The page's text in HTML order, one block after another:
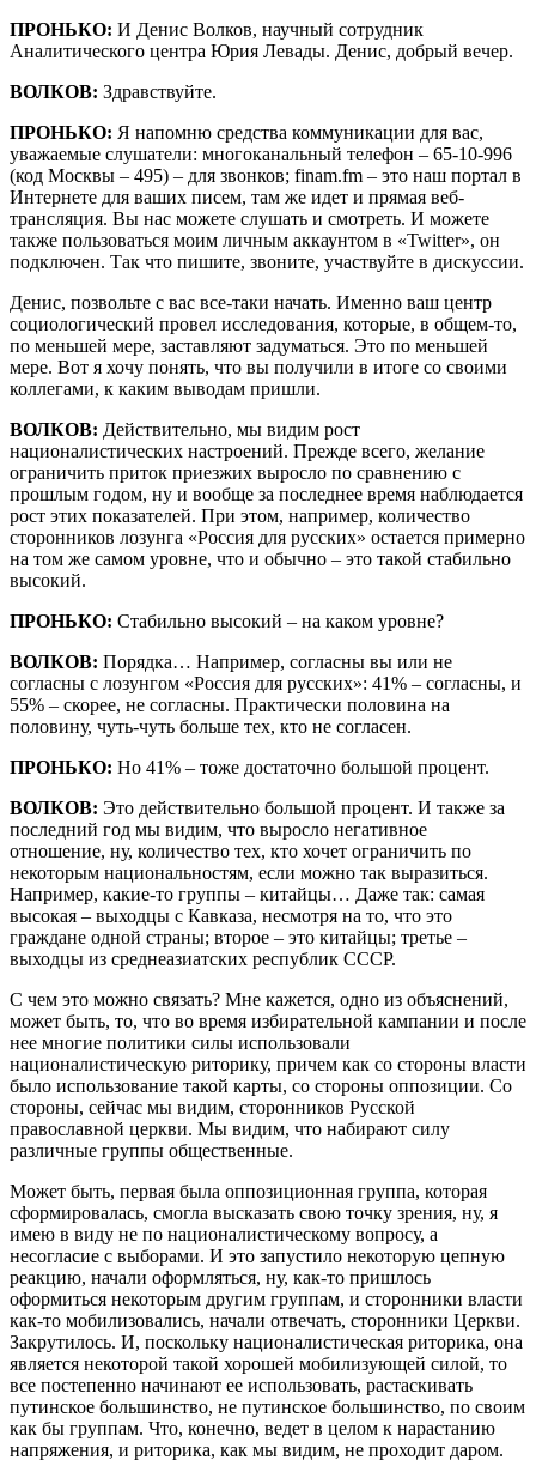
ПРОНЬКО: И Денис Волков, научный сотрудник
Аналитического центра Юрия Левады. Денис, добрый вечер.
ВОЛКОВ: Здравствуйте.
ПРОНЬКО: Я напомню средства коммуникации для вас,
уважаемые слушатели: многоканальный телефон – 65-10-996
(код Москвы – 495) – для звонков; finam.fm – это наш портал в
Интернете для ваших писем, там же идет и прямая веб-
трансляция. Вы нас можете слушать и смотреть. И можете
также пользоваться моим личным аккаунтом в «Twitter», он
подключен. Так что пишите, звоните, участвуйте в дискуссии.
Денис, позвольте с вас все-таки начать. Именно ваш центр
социологический провел исследования, которые, в общем-то,
по меньшей мере, заставляют задуматься. Это по меньшей
мере. Вот я хочу понять, что вы получили в итоге со своими
коллегами, к каким выводам пришли.
ВОЛКОВ: Действительно, мы видим рост
националистических настроений. Прежде всего, желание
ограничить приток приезжих выросло по сравнению с
прошлым годом, ну и вообще за последнее время наблюдается
рост этих показателей. При этом, например, количество
сторонников лозунга «Россия для русских» остается примерно
на том же самом уровне, что и обычно – это такой стабильно
высокий.
ПРОНЬКО: Стабильно высокий – на каком уровне?
ВОЛКОВ: Порядка… Например, согласны вы или не
согласны с лозунгом «Россия для русских»: 41% – согласны, и
55% – скорее, не согласны. Практически половина на
половину, чуть-чуть больше тех, кто не согласен.
ПРОНЬКО: Но 41% – тоже достаточно большой процент.
ВОЛКОВ: Это действительно большой процент. И также за
последний год мы видим, что выросло негативное
отношение, ну, количество тех, кто хочет ограничить по
некоторым национальностям, если можно так выразиться.
Например, какие-то группы – китайцы… Даже так: самая
высокая – выходцы с Кавказа, несмотря на то, что это
граждане одной страны; второе – это китайцы; третье –
выходцы из среднеазиатских республик СССР.
С чем это можно связать? Мне кажется, одно из объяснений,
может быть, то, что во время избирательной кампании и после
нее многие политики силы использовали
националистическую риторику, причем как со стороны власти
было использование такой карты, со стороны оппозиции. Со
стороны, сейчас мы видим, сторонников Русской
православной церкви. Мы видим, что набирают силу
различные группы общественные.
Может быть, первая была оппозиционная группа, которая
сформировалась, смогла высказать свою точку зрения, ну, я
имею в виду не по националистическому вопросу, а
несогласие с выборами. И это запустило некоторую цепную
реакцию, начали оформляться, ну, как-то пришлось
оформиться некоторым другим группам, и сторонники власти
как-то мобилизовались, начали отвечать, сторонники Церкви.
Закрутилось. И, поскольку националистическая риторика, она
является некоторой такой хорошей мобилизующей силой, то
все постепенно начинают ее использовать, растаскивать
путинское большинство, не путинское большинство, по своим
как бы группам. Что, конечно, ведет в целом к нарастанию
напряжения, и риторика, как мы видим, не проходит даром.